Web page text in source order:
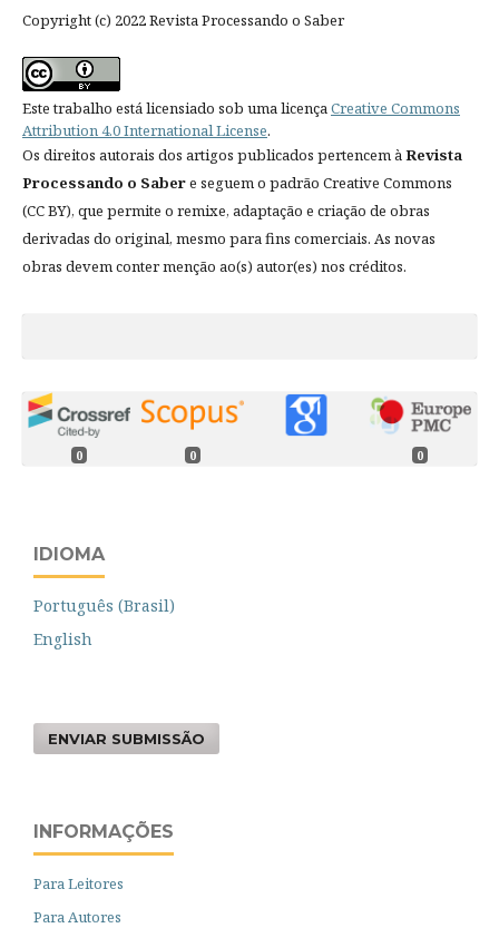
Copyright (c) 2022 Revista Processando o Saber
Este trabalho está licensiado sob uma licençaCreative Commons
Attribution 4.0 International License.
Os direitos autorais dos artigos publicados pertencem àRevista
Processando o Sabere seguem o padrão Creative Commons
(CC BY), que permite o remixe, adaptação e criação de obras
derivadas do original, mesmo para fins comerciais. As novas
obras devem conter menção ao(s) autor(es) nos créditos.
0 0 0
IDIOMA
Português (Brasil)
English
ENVIAR SUBMISSÃO
INFORMAÇÕES
Para Leitores
Para Autores